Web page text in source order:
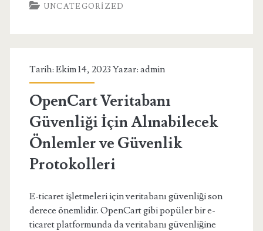
UNCATEGORIZED
Tarih: Ekim 14, 2023 Yazar: admin
OpenCart Veritabanı
Güvenliği İçin Alınabilecek
Önlemler ve Güvenlik
Protokolleri
E-ticaret işletmeleri için veritabanı güvenliği son
derece önemlidir. OpenCart gibi popüler bir e-
ticaret platformunda da veritabanı güvenliğine